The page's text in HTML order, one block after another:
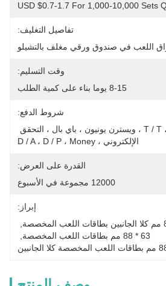
USD $0.7-1.7 For 1,000-10,000 Sets
تفاصيل التغليف:
وقت التسليم:
8-15 يوما بناء على كمية الطلب
شروط الدفع:
الإلكتروني ، D / A ، D / P ، Money
القدرة على العرض:
12000 مجموعة في الأسبوع
إبراز:
63 * 88 مم بطاقات اللعب المخصصة